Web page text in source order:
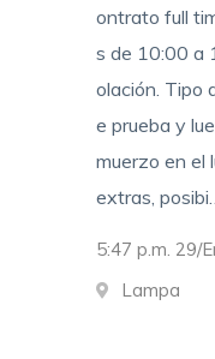
ontrato full
s de 10:00 a
olación. Tipo
e prueba y
muerzo en el
extras,
5:47 p.m. 29/
Lampa